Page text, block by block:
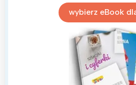
wybierz eBook
Poznań
Wrocław
Wybieram